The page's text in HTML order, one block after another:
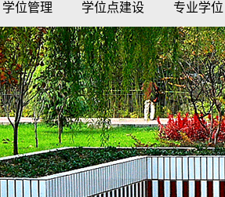
学位管理 学位点建设 专业学位